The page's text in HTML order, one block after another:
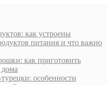
как устроены
питания и что важно
как приготовить
особенности